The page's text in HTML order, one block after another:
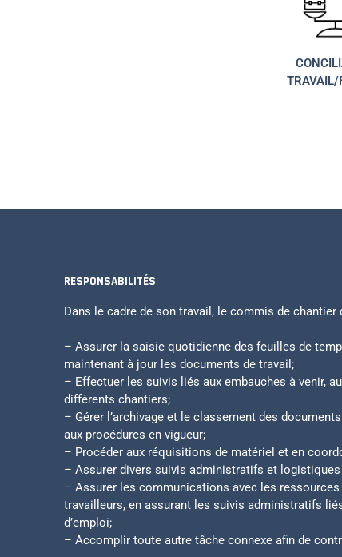
TRAVAIL/
RESPONSABILITÉS
Dans le cadre de son travail, le commis de chantier
– Assurer la saisie quotidienne des feuilles de
maintenant à jour les documents de travail;
– Effectuer les suivis liés aux embauches à venir,
différents chantiers;
– Gérer l’archivage et le classement des
aux procédures en vigueur;
– Procéder aux réquisitions de matériel et en
– Assurer divers suivis administratifs et
– Assurer les communications avec les
travailleurs, en assurant les suivis administratifs
d’emploi;
– Accomplir toute autre tâche connexe afin de